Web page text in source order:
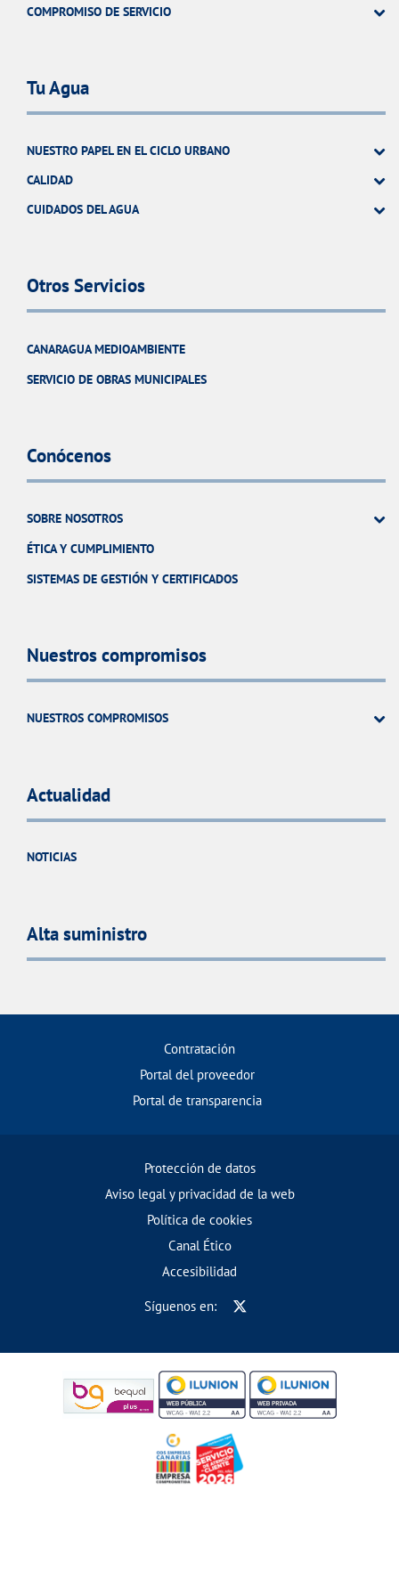
COMPROMISO DE SERVICIO
Tu Agua
NUESTRO PAPEL EN EL CICLO URBANO
CALIDAD
CUIDADOS DEL AGUA
Otros Servicios
CANARAGUA MEDIOAMBIENTE
SERVICIO DE OBRAS MUNICIPALES
Conócenos
SOBRE NOSOTROS
ÉTICA Y CUMPLIMIENTO
SISTEMAS DE GESTIÓN Y CERTIFICADOS
Nuestros compromisos
NUESTROS COMPROMISOS
Actualidad
NOTICIAS
Alta suministro
Contratación
Portal del proveedor
Portal de transparencia
Protección de datos
Aviso legal y privacidad de la web
Política de cookies
Canal Ético
Accesibilidad
Síguenos en: